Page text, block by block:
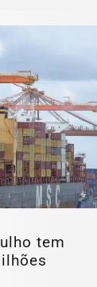
tem